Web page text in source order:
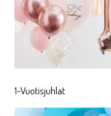
tiikeri tai leijona.
pieni kirahvi, joka
kauemmaksikin
eläinten juhlissa
KARHUNPOIKA
1-Vuotisjuhlat